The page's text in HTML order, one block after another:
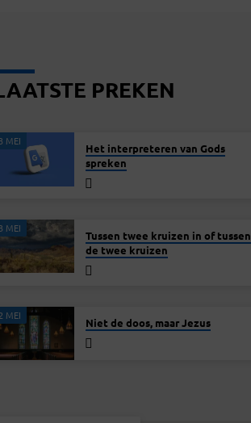
PREKEN
3 MEI
Het interpreteren van Gods
spreken
3 MEI
Tussen twee kruizen in of tussen
de twee kruizen
2 MEI
Niet de doos, maar Jezus